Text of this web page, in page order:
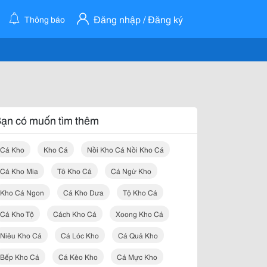
Thông báo Đăng nhập / Đăng ký
có muốn tìm thêm
Cá Kho Kho Cá Nồi Kho Cá Nồi Kho Cá
Cá Kho Mia Tô Kho Cá Cá Ngừ Kho
Kho Cá Ngon Cá Kho Dưa Tộ Kho Cá
Cá Kho Tộ Cách Kho Cá Xoong Kho Cá
Niêu Kho Cá Cá Lóc Kho Cá Quả Kho
Bếp Kho Cá Cá Kèo Kho Cá Mực Kho